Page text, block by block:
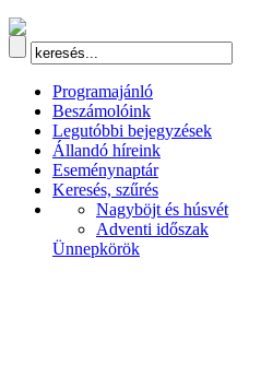
Programajánló
Beszámolóink
Legutóbbi bejegyzések
Állandó híreink
Eseménynaptár
Keresés, szűrés
Nagyböjt és húsvét
Adventi időszak
Ünnepkörök